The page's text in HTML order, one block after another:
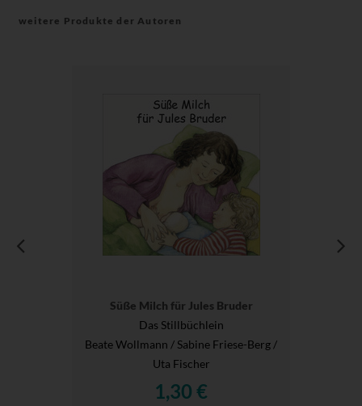
weitere Produkte der Autoren
Süße Milch für Jules Bruder
Das Stillbüchlein
Beate Wollmann / Sabine Friese-Berg /
Uta Fischer
1,30 €